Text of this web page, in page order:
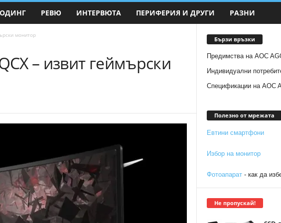
РЕВЮ ИНТЕРВЮТА ПЕРИФЕРИЯ И ДРУГИ РАЗНИ
монитор
– извит геймърски
Бързи връзки
Предимства на AOC
Индивидуални
Спецификации на AOC
Полезно от мрежата
Евтини смартфони
Избор на монитор
Фотоапарат- как да
Не пропускай!